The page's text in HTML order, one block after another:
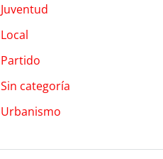
Juventud
Local
Partido
Sin categoría
Urbanismo